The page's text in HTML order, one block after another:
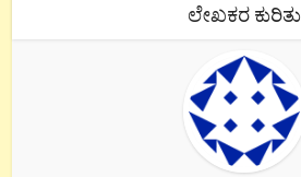
ಲೇಖಕರ ಕುರಿತು